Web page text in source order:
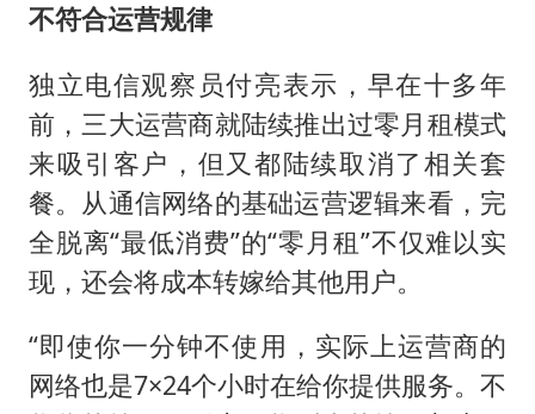
不符合运营规律
独立电信观察员付亮表示，早在十多年
前，三大运营商就陆续推出过零月租模式
来吸引客户，但又都陆续取消了相关套
餐。从通信网络的基础运营逻辑来看，完
全脱离“最低消费”的“零月租”不仅难以实
现，还会将成本转嫁给其他用户。
“即使你一分钟不使用，实际上运营商的
网络也是7×24个小时在给你提供服务。不